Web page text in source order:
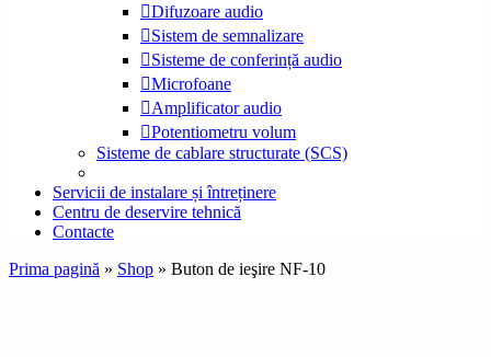
Difuzoare audio
Sistem de semnalizare
Sisteme de conferință audio
Microfoane
Amplificator audio
Potentiometru volum
Sisteme de cablare structurate (SCS)
Servicii de instalare și întreținere
Centru de deservire tehnică
Contacte
Prima pagină » Shop » Buton de ieşire NF-10